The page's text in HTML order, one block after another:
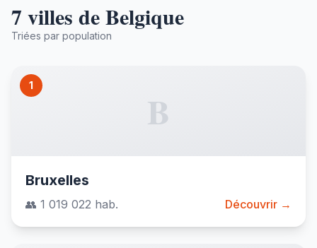
7 villes de Belgique
Triées par population
1
B
Bruxelles
👥 1 019 022 hab. Découvrir →